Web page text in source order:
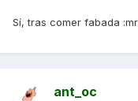
Sí, tras comer fabada
ant_oc